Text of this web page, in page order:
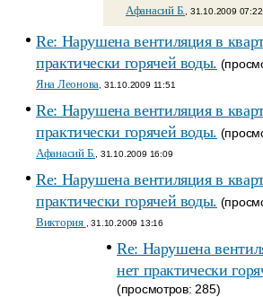
Афанасий Б. , 31.10.2009 07:22
Re: Нарушена вентиляция в
практически горячей воды.
Яна Леонова , 31.10.2009 11:51
Re: Нарушена вентиляция в
практически горячей воды.
Афанасий Б. , 31.10.2009 16:09
Re: Нарушена вентиляция в
практически горячей воды.
Виктория , 31.10.2009 13:16
Re: Нарушена
нет практически
(просмотров: 285)